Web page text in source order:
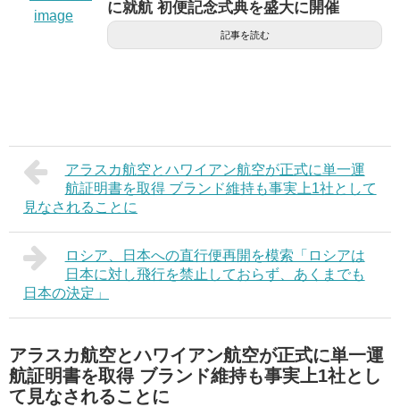
に就航 初便記念式典を盛大に開催
記事を読む
アラスカ航空とハワイアン航空が正式に単一運
航証明書を取得 ブランド維持も事実上1社として
見なされることに
ロシア、日本への直行便再開を模索「ロシアは
日本に対し飛行を禁止しておらず、あくまでも
日本の決定」
アラスカ航空とハワイアン航空が正式に単一運
航証明書を取得 ブランド維持も事実上1社とし
て見なされることに